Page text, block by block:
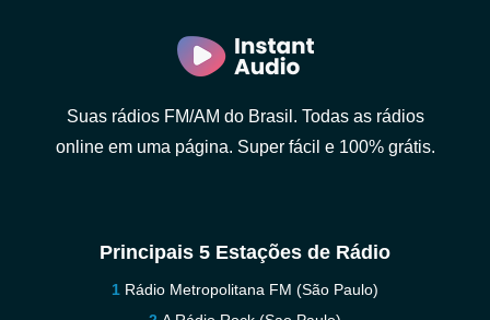
Suas rádios FM/AM do Brasil. Todas as rádios
online em uma página. Super fácil e 100% grátis.
Principais 5 Estações de Rádio
Rádio Metropolitana FM (São Paulo)